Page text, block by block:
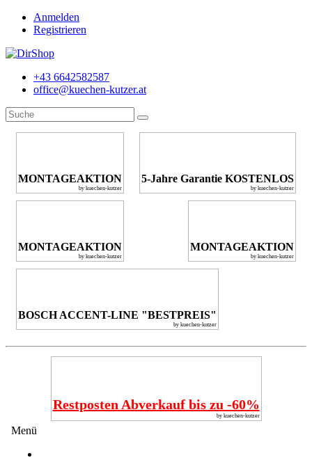
Anmelden
Registrieren
+43 6642582587
office@kuechen-kutzer.at
MONTAGEAKTION
by kuechen-kutzer
5-Jahre Garantie KOSTENLOS
by kuechen-kutzer
MONTAGEAKTION
by kuechen-kutzer
MONTAGEAKTION
by kuechen-kutzer
BOSCH ACCENT-LINE "BESTPREIS"
by kuechen-kutzer
Restposten Abverkauf bis zu -60%
by kuechen-kutzer
Menü